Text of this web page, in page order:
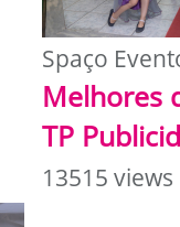
Spaço
Melhores
TP
13515